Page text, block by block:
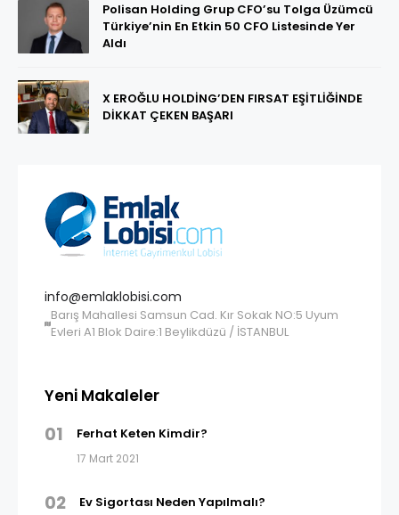
Polisan Holding Grup CFO’su Tolga Üzümcü
Türkiye’nin En Etkin 50 CFO Listesinde Yer
Aldı
X EROĞLU HOLDİNG’DEN FIRSAT EŞİTLİĞİNDE
DİKKAT ÇEKEN BAŞARI
info@emlaklobisi.com
Barış Mahallesi Samsun Cad. Kır Sokak NO:5 Uyum
Evleri A1 Blok Daire:1 Beylikdüzü / İSTANBUL
Yeni Makaleler
01 Ferhat Keten Kimdir?
17 Mart 2021
02 Ev Sigortası Neden Yapılmalı?